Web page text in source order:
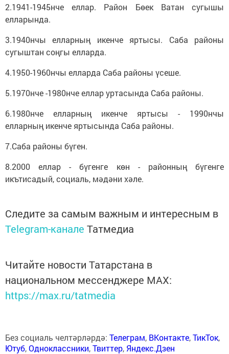
2.1941-1945нче еллар. Район Бөек Ватан сугышы
елларында.
3.1940нчы елларның икенче яртысы. Саба районы
сугыштан соңгы елларда.
4.1950-1960нчы елларда Саба районы үсеше.
5.1970нче -1980нче еллар уртасында Саба районы.
6.1980нче елларның икенче яртысы - 1990нчы
елларның икенче яртысында Саба районы.
7.Саба районы бүген.
8.2000 еллар - бүгенге көн - районның бүгенге
икътисадый, социаль, мәдәни хәле.
Следите за самым важным и интересным в
Telegram-канале Татмедиа
Читайте новости Татарстана в
национальном мессенджере MАХ:
https://max.ru/tatmedia
Без социаль челтәрләрдә: Телеграм, ВКонтакте,ТикТок,
Ютуб,Одноклассники,Твиттер, Яндекс.Дзен